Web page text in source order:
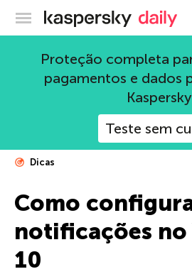
Blog oficial
Proteção completa
pagamentos e dados
Kaspersky
Teste sem
Dicas
Como
notificações no
10